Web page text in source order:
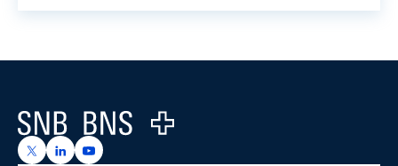
Logo
https://x.com/snb_bns
https://ch.linkedin.com/company/swiss-national-
https://www.youtube.com/@swissnationalbank